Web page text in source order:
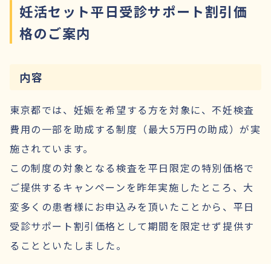
妊活セット平日受診サポート割引価
格のご案内
内容
東京都では、妊娠を希望する方を対象に、不妊検査
費用の一部を助成する制度（最大5万円の助成）が実
施されています。
この制度の対象となる検査を平日限定の特別価格で
ご提供するキャンペーンを昨年実施したところ、大
変多くの患者様にお申込みを頂いたことから、平日
受診サポート割引価格として期間を限定せず提供す
ることといたしました。